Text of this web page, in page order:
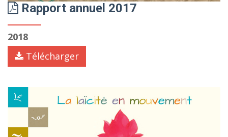
Rapport annuel 2017
2018
Télécharger